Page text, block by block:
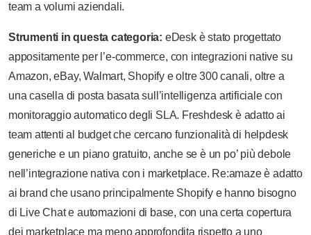
team a volumi aziendali.
Strumenti in questa categoria: eDesk è stato progettato
appositamente per l’e-commerce, con integrazioni native su
Amazon, eBay, Walmart, Shopify e oltre 300 canali, oltre a
una casella di posta basata sull’intelligenza artificiale con
monitoraggio automatico degli SLA. Freshdesk è adatto ai
team attenti al budget che cercano funzionalità di helpdesk
generiche e un piano gratuito, anche se è un po’ più debole
nell’integrazione nativa con i marketplace. Re:amaze è adatto
ai brand che usano principalmente Shopify e hanno bisogno
di Live Chat e automazioni di base, con una certa copertura
dei marketplace ma meno approfondita rispetto a uno